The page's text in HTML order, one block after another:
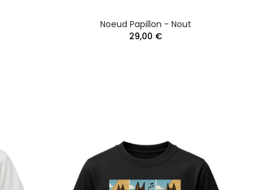
Noeud Papillon - Nout
29,00 €